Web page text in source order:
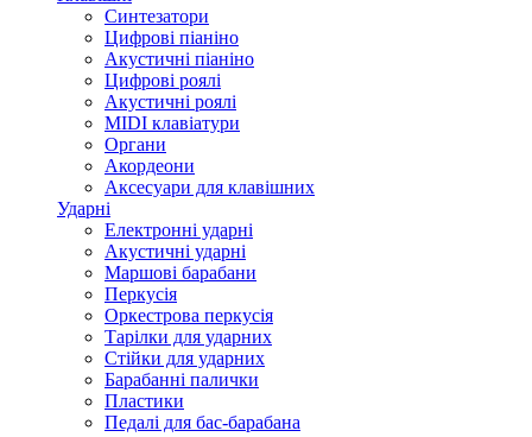
Синтезатори
Цифрові піаніно
Акустичні піаніно
Цифрові роялі
Акустичні роялі
MIDI клавіатури
Органи
Акордеони
Аксесуари для клавішних
Ударні
Електронні ударні
Акустичні ударні
Маршові барабани
Перкусія
Оркестрова перкусія
Тарілки для ударних
Стійки для ударних
Барабанні палички
Пластики
Педалі для бас-барабана